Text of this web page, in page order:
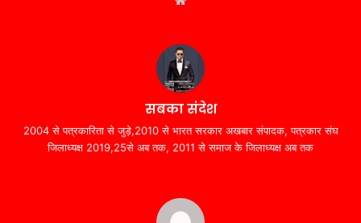
सबका संदेश
2004 से पत्रकारिता से जुड़े,2010 से भारत सरकार अखबार संपादक, पत्रकार संघ
जिलाध्यक्ष 2019,25से अब तक, 2011 से समाज के जिलाध्यक्ष अब तक